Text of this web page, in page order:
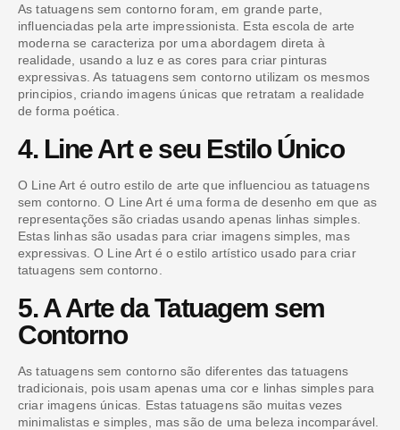
As tatuagens sem contorno foram, em grande parte,
influenciadas pela arte impressionista. Esta escola de arte
moderna se caracteriza por uma abordagem direta à
realidade, usando a luz e as cores para criar pinturas
expressivas. As tatuagens sem contorno utilizam os mesmos
principios, criando imagens únicas que retratam a realidade
de forma poética.
4. Line Art e seu Estilo Único
O Line Art é outro estilo de arte que influenciou as tatuagens
sem contorno. O Line Art é uma forma de desenho em que as
representações são criadas usando apenas linhas simples.
Estas linhas são usadas para criar imagens simples, mas
expressivas. O Line Art é o estilo artístico usado para criar
tatuagens sem contorno.
5. A Arte da Tatuagem sem
Contorno
As tatuagens sem contorno são diferentes das tatuagens
tradicionais, pois usam apenas uma cor e linhas simples para
criar imagens únicas. Estas tatuagens são muitas vezes
minimalistas e simples, mas são de uma beleza incomparável.